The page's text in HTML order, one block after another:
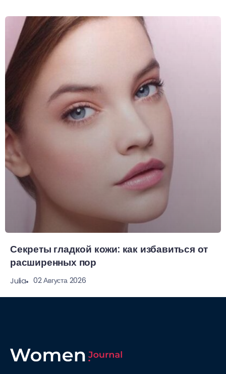
Секреты гладкой кожи: как избавиться от
расширенных пор
Julia 02 Августа 2026